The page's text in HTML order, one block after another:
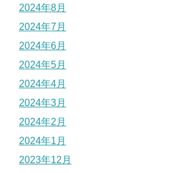
2024年8月
2024年7月
2024年6月
2024年5月
2024年4月
2024年3月
2024年2月
2024年1月
2023年12月